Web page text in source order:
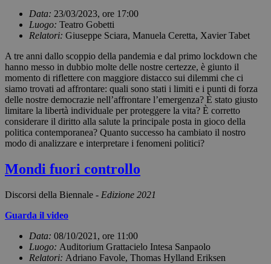
Data: 23/03/2023, ore 17:00
Luogo: Teatro Gobetti
Relatori: Giuseppe Sciara, Manuela Ceretta, Xavier Tabet
A tre anni dallo scoppio della pandemia e dal primo lockdown che
hanno messo in dubbio molte delle nostre certezze, è giunto il
momento di riflettere con maggiore distacco sui dilemmi che ci
siamo trovati ad affrontare: quali sono stati i limiti e i punti di forza
delle nostre democrazie nell’affrontare l’emergenza? È stato giusto
limitare la libertà individuale per proteggere la vita? È corretto
considerare il diritto alla salute la principale posta in gioco della
politica contemporanea? Quanto successo ha cambiato il nostro
modo di analizzare e interpretare i fenomeni politici?
Mondi fuori controllo
Discorsi della Biennale - Edizione 2021
Guarda il video
Data: 08/10/2021, ore 11:00
Luogo: Auditorium Grattacielo Intesa Sanpaolo
Relatori: Adriano Favole, Thomas Hylland Eriksen